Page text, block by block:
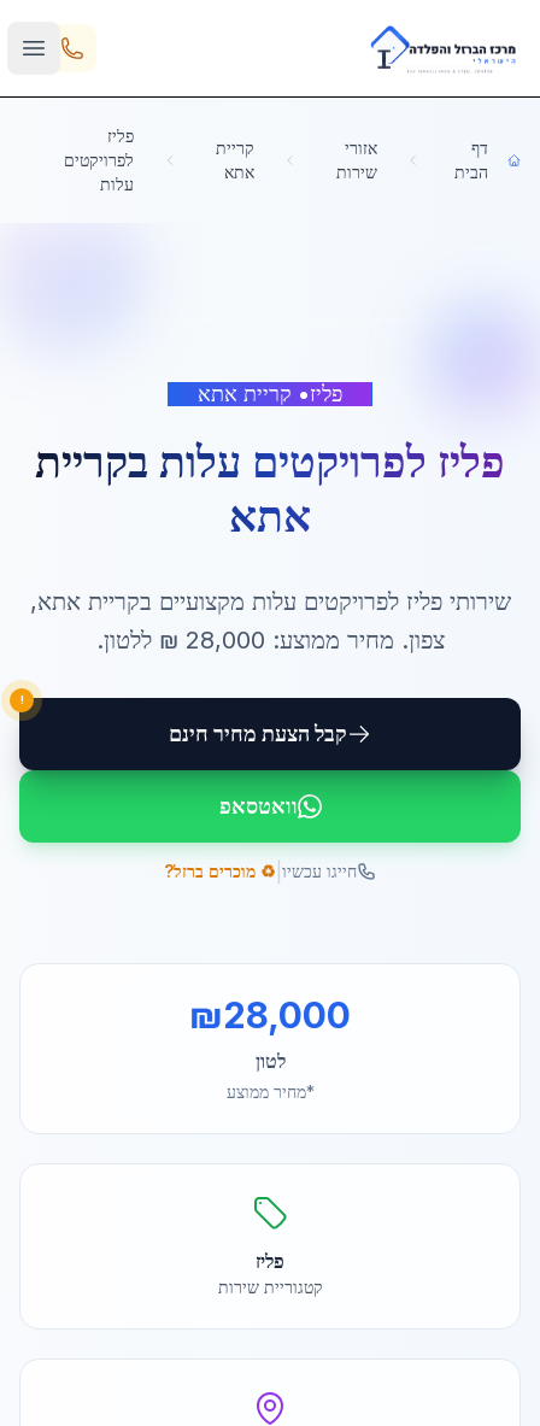
Skip to main content
דף
הבית
אזורי
שירות
קריית
אתא
פליז
לפרויקטים
עלות
פליז• קריית אתא
פליז לפרויקטים עלות בקריית
אתא
שירותיפליז לפרויקטים עלות מקצועיים בקריית אתא,
צפון. מחיר ממוצע: 28,000 ₪ ללטון.
קבל הצעת מחיר חינם
!
וואטסאפ
חייגו עכשיו ♻️ מוכרים ברזל?
₪28,000
לטון
*מחיר ממוצע
פליז
קטגוריית שירות